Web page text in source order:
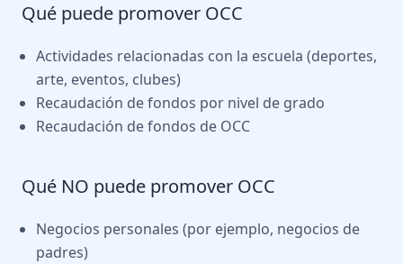
Qué puede promover OCC
Actividades relacionadas con la escuela (deportes,
arte, eventos, clubes)
Recaudación de fondos por nivel de grado
Recaudación de fondos de OCC
Qué NO puede promover OCC
Negocios personales (por ejemplo, negocios de
padres)